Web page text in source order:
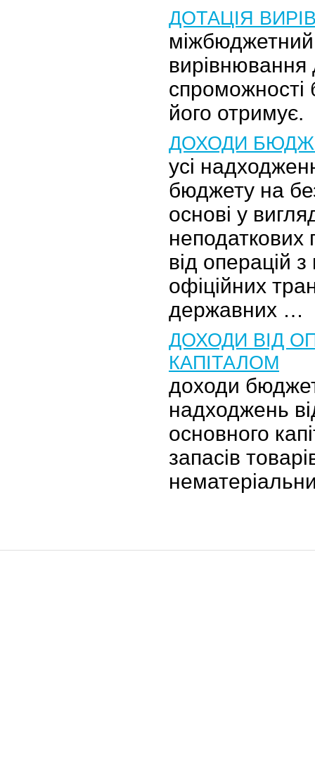
ДОТАЦІЯ
вирівнювання
спроможності
його отримує.
ДОХОДИ
усі
бюджету на
основі у
неподаткових
від операцій
офіційних
державних …
ДОХОДИ ВІД
КАПІТАЛОМ
доходи
надходжень
основного
запасів